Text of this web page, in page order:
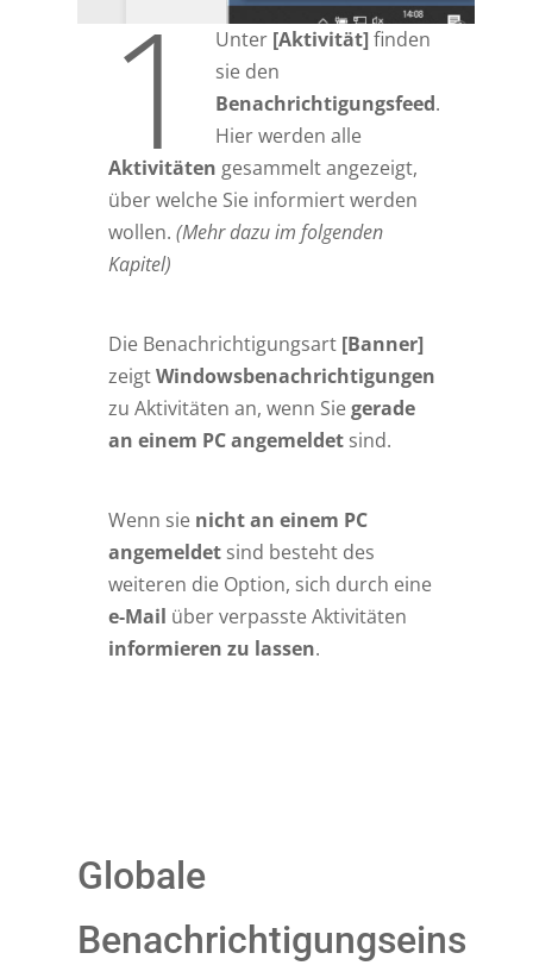
1 Unter [Aktivität]finden
sie den
Benachrichtigungsfeed.
Hier werden alle
Aktivitäten gesammelt angezeigt,
über welche Sie informiert werden
wollen.(Mehr dazu im folgenden
Kapitel)
Die Benachrichtigungsart [Banner]
zeigtWindowsbenachrichtigungen
zu Aktivitäten an, wenn Siegerade
an einem PC angemeldet sind.
Wenn sie nicht an einem PC
angemeldet sind besteht des
weiteren die Option, sich durch eine
e-Mail über verpasste Aktivitäten
informieren zu lassen.
Globale
Benachrichtigungseins